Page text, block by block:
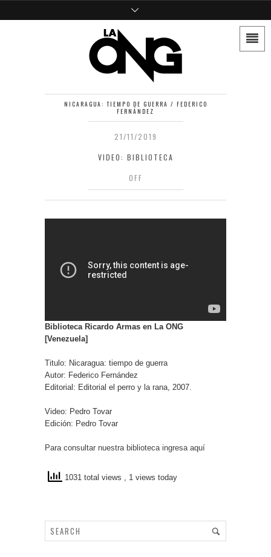
NICARAGUA: TIEMPO DE GUERRA / FEDERICO
FERNÁNDEZ
21/11/2019
VIDEO: BIBLIOTECA
OFF
Biblioteca Ricardo Armas en La ONG
[Venezuela]
Titulo: Nicaragua: tiempo de guerra
Autor: Federico Fernández
Editorial: Editorial el perro y la rana, 2007.
Video: Pedro Tovar
Edición: Pedro Tovar
Para consultar nuestra biblioteca ingresa aquí
1031 total views , 1 views today